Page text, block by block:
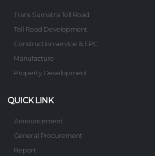
Trans Sumatra Toll Road
Toll Road Development
Construction service & EPC
Manufacture
Property Development
QUICK LINK
Announcement
General Procurement
Report